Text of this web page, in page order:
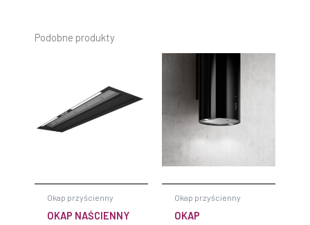
Podobne produkty
Okap przyścienny
OKAP NAŚCIENNY
Okap przyścienny
OKAP